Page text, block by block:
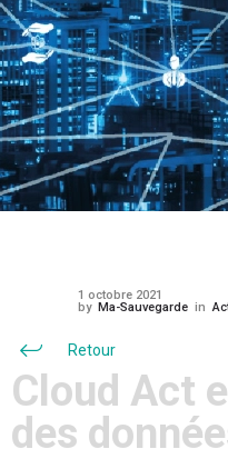
1 octobre 2021
by Ma-Sauvegarde in
Retour
Cloud Act
des